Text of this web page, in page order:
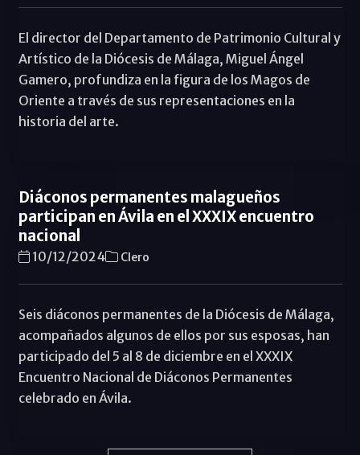
El director del Departamento de Patrimonio Cultural y
Artístico de la Diócesis de Málaga, Miguel Ángel
Gamero, profundiza en la figura de los Magos de
Oriente a través de sus representaciones en la
historia del arte.
Diáconos permanentes malagueños
participan en Ávila en el XXXIX encuentro
nacional
10/12/2024 Clero
Seis diáconos permanentes de la Diócesis de Málaga,
acompañados algunos de ellos por sus esposas, han
participado del 5 al 8 de diciembre en el XXXIX
Encuentro Nacional de Diáconos Permanentes
celebrado en Ávila.